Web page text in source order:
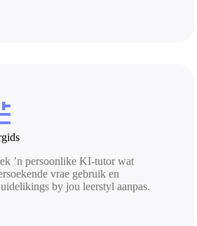
’n persoonlike KI-tutor wat
vrae gebruik en
by jou leerstyl aanpas.